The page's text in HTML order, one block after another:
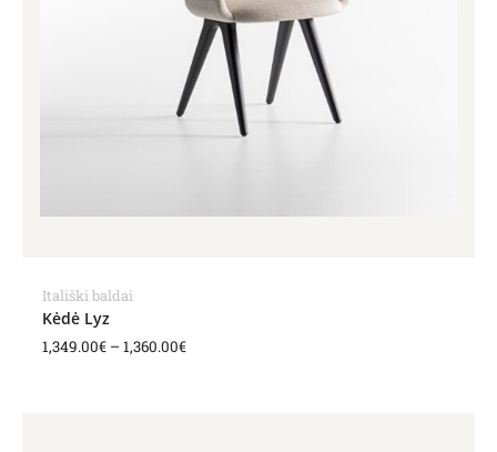
Itališki baldai
Kėdė Lyz
1,349.00€ –1,360.00€